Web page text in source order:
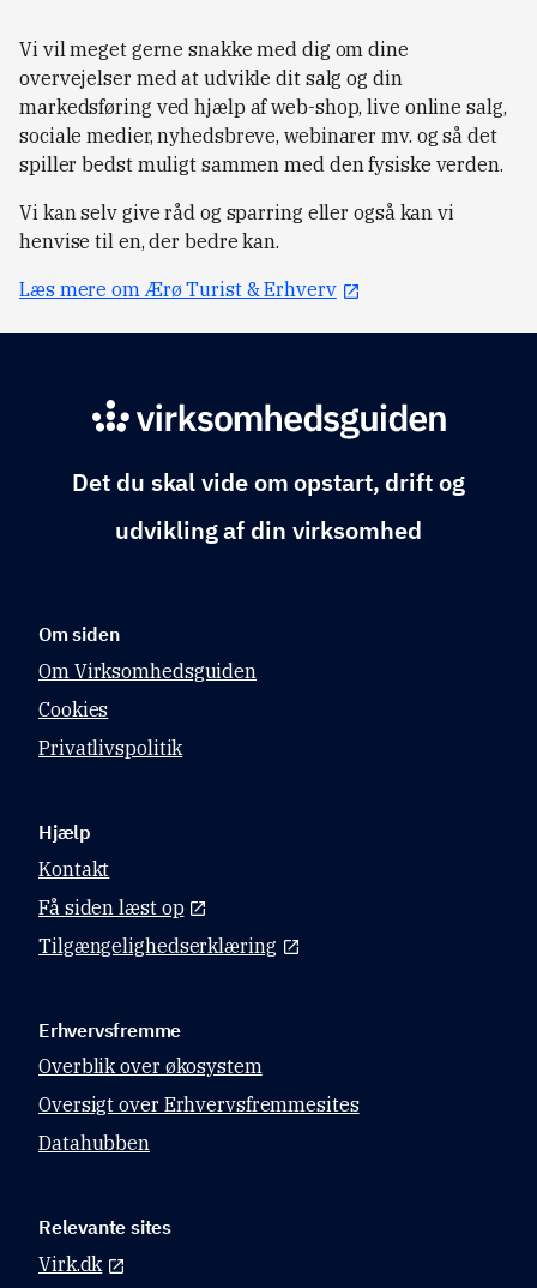
Vi vil meget gerne snakke med dig om dine
overvejelser med at udvikle dit salg og din
markedsføring ved hjælp af web-shop, live online salg,
sociale medier, nyhedsbreve, webinarer mv. og så det
spiller bedst muligt sammen med den fysiske verden.
Vi kan selv give råd og sparring eller også kan vi
henvise til en, der bedre kan.
Læs mere om Ærø Turist & Erhverv
Det du skal vide om opstart, drift og
udvikling af din virksomhed
Om siden
Om Virksomhedsguiden
Cookies
Privatlivspolitik
Hjælp
Kontakt
Få siden læst op
Tilgængelighedserklæring
Erhvervsfremme
Overblik over økosystem
Oversigt over Erhvervsfremmesites
Datahubben
Relevante sites
Virk.dk